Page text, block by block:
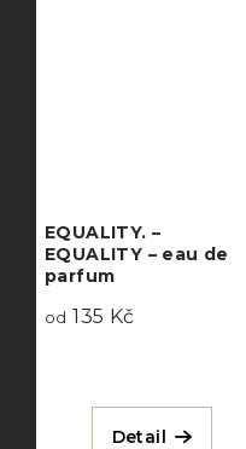
EQUALITY. –
EQUALITY – eau de
parfum
od 135 Kč
Detail